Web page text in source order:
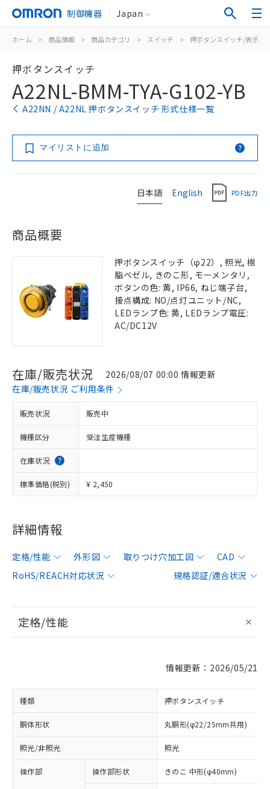
制御機器 Japan
ホーム > 商品情報 > 商品カテゴリ > スイッチ > 押ボタンスイッチ/表示灯
押ボタンスイッチ
A22NL-BMM-TYA-G102-YB
A22NN / A22NL 押ボタンスイッチ 形式仕様一覧
マイリストに追加
日本語 English PDF出力
商品概要
押ボタンスイッチ（φ22）, 照光, 樹
脂ベゼル, きのこ形, モーメンタリ,
ボタンの色: 黄, IP66, ねじ端子台,
接点構成: NO/点灯ユニット/NC,
LEDランプ色: 黄, LEDランプ電圧:
AC/DC12V
在庫/販売状況
2026/08/07 00:00 情報更新
在庫/販売状況 ご利用条件
販売状況 販売中
機種区分 受注生産機種
在庫状況
標準価格(税別) ¥ 2,450
詳細情報
定格/性能 外形図 取りつけ穴加工図
CAD
RoHS/REACH対応状況
規格認証/適合状況
定格/性能
情報更新：2026/05/21
種類 押ボタンスイッチ
胴体形状 丸胴形(φ22/25mm共用)
照光/非照光 照光
操作部 操作部形状 きのこ 中形(φ40mm)